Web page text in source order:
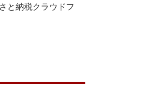
と納税クラウドフ